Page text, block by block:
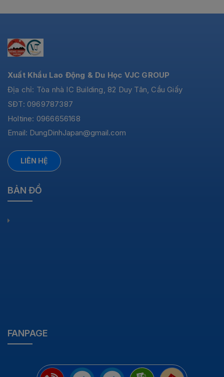
Xuất Khẩu Lao Động & Du Học VJC GROUP
Địa chỉ: Tòa nhà IC Building, 82 Duy Tân, Cầu Giấy
SĐT: 0969787387
Holtine: 0966656168
Email: DungDinhJapan@gmail.com
LIÊN HỆ
BẢN ĐỒ
FANPAGE